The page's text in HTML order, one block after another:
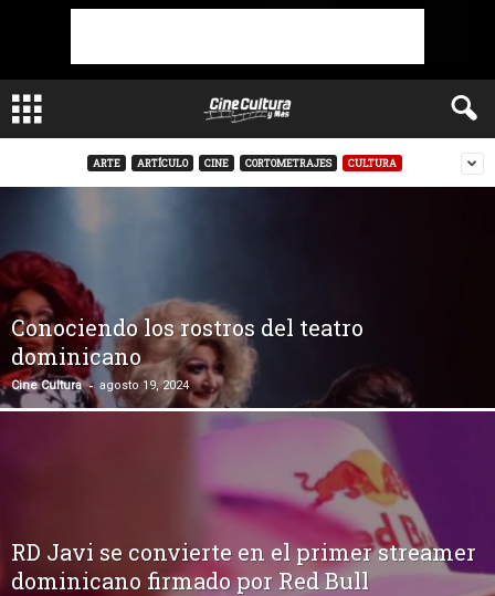
ARTE ARTÍCULO CINE CORTOMETRAJES CULTURA
Conociendo los rostros del teatro
dominicano
Cine Cultura - agosto 19, 2024
RD Javi se convierte en el primer streamer
dominicano firmado por Red Bull